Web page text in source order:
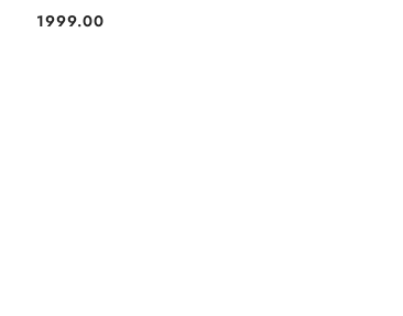
Cena:
1999.00